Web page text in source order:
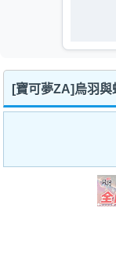
[寶可夢ZA]烏羽